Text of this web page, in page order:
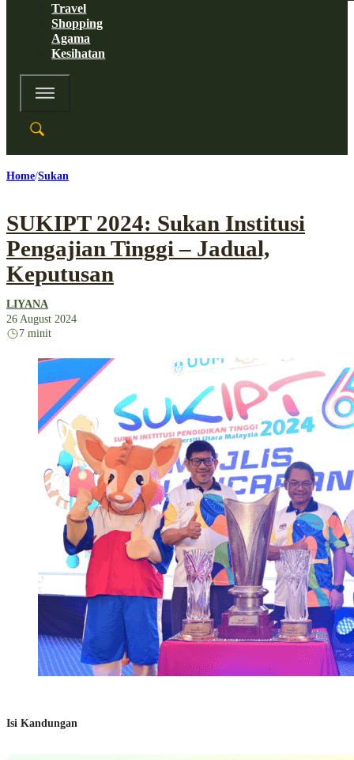
Travel
Shopping
Agama
Kesihatan
Home Sukan
SUKIPT 2024: Sukan Institusi
Pengajian Tinggi – Jadual,
Keputusan
LIYANA
26 August 2024
7 minit
Isi Kandungan